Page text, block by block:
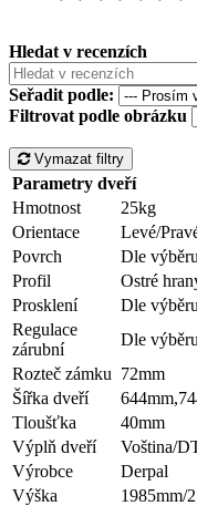
Hledat v recenzích
Seřadit podle:
Filtrovat podle obrázku
Vymazat filtry
Parametry dveří
Hmotnost
25kg
Orientace
Levé/
Povrch
Dle
Profil
Ostré
Prosklení
Dle výběru
Regulace
zárubní
Dle výběru
Rozteč zámku 72mm
Šířka dveří
Tloušťka
40mm
Výplň dveří
Voština/
Výrobce
Derpal
Výška
1985mm/